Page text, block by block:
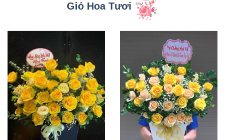
Giỏ Hoa Tươi